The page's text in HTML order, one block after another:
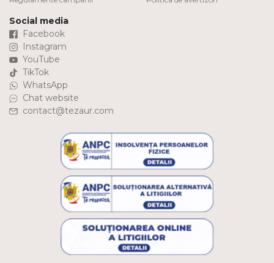
Social media
Facebook
Instagram
YouTube
TikTok
WhatsApp
Chat website
contact@tezaur.com